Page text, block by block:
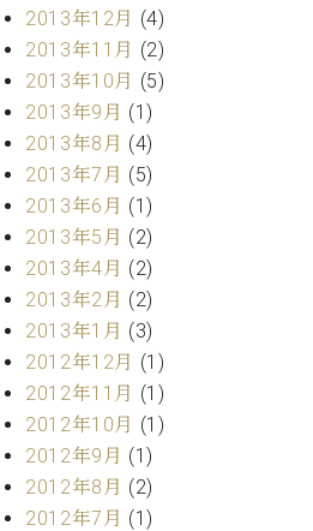
2013年12月 (4)
2013年11月 (2)
2013年10月 (5)
2013年9月 (1)
2013年8月 (4)
2013年7月 (5)
2013年6月 (1)
2013年5月 (2)
2013年4月 (2)
2013年2月 (2)
2013年1月 (3)
2012年12月 (1)
2012年11月 (1)
2012年10月 (1)
2012年9月 (1)
2012年8月 (2)
2012年7月 (1)